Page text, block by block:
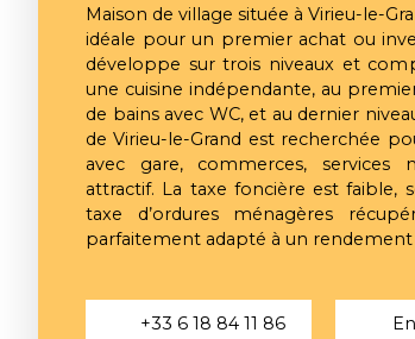
Maison de village située à Virieu-le-
idéale pour un premier achat ou
développe sur trois niveaux et
une cuisine indépendante, au
de bains avec WC, et au dernier
de Virieu-le-Grand est recherchée
avec gare, commerces, services
attractif. La taxe foncière est
taxe d’ordures ménagères
parfaitement adapté à un rendement
+33 6 18 84 11 86